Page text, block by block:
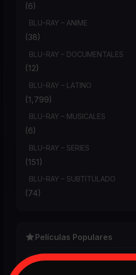
(6)
BLU-RAY – ANIME
(38)
BLU-RAY – DOCUMENTALES
(12)
BLU-RAY – LATINO
(1,799)
BLU-RAY – MUSICALES
(6)
BLU-RAY – SERIES
(151)
BLU-RAY – SUBTITULADO
(74)
Películas Populares
Book Club (2018)